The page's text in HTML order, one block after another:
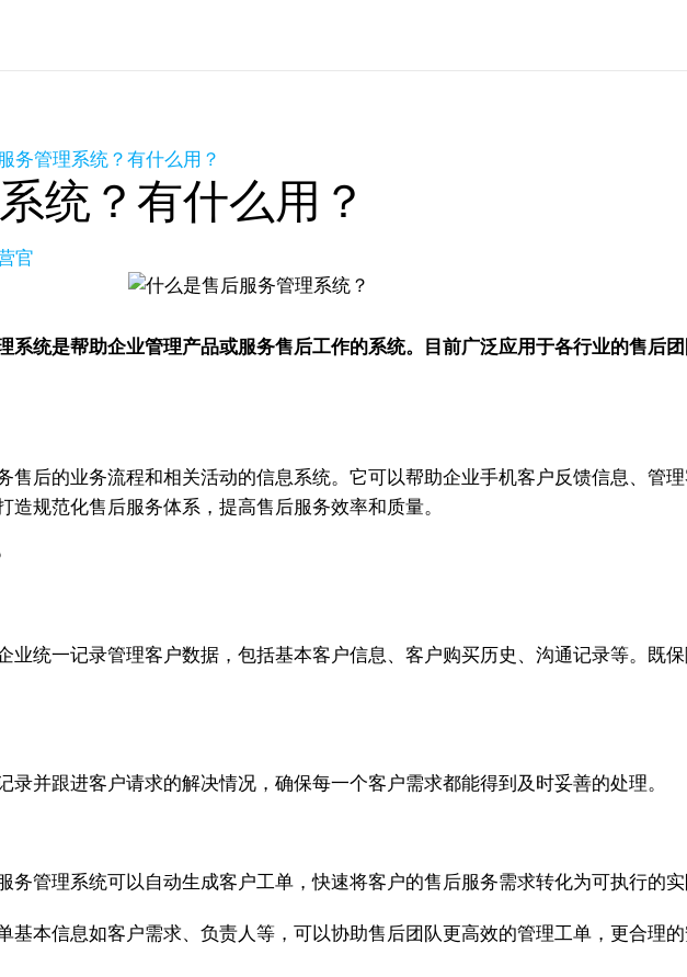
务管理系统？有什么用？
统？有什么用？
官
系统是帮助企业管理产品或服务售后工作的系统。目前广泛应用于各行业的售后
售后的业务流程和相关活动的信息系统。它可以帮助企业手机客户反馈信息、管
规范化售后服务体系，提高售后服务效率和质量。
统一记录管理客户数据，包括基本客户信息、客户购买历史、沟通记录等。既
并跟进客户请求的解决情况，确保每一个客户需求都能得到及时妥善的处理。
务管理系统可以自动生成客户工单，快速将客户的售后服务需求转化为可执行的实
本信息如客户需求、负责人等，可以协助售后团队更高效的管理工单，更合理的